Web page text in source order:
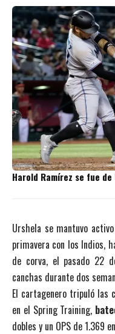
Harold Ramírez se fue
Urshela se mantuvo
primavera con los Indios,
de corva, el pasado 22
canchas durante dos
El cartagenero tripuló las
en el Spring Training,
dobles y un OPS de 1.369